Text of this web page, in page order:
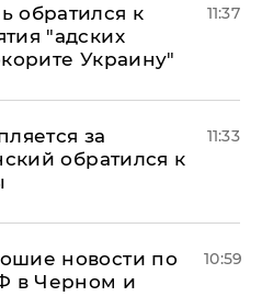
обратился к
"адских
Украину"
11:37
за
обратился к
11:33
новости по
в Черном и
10:59